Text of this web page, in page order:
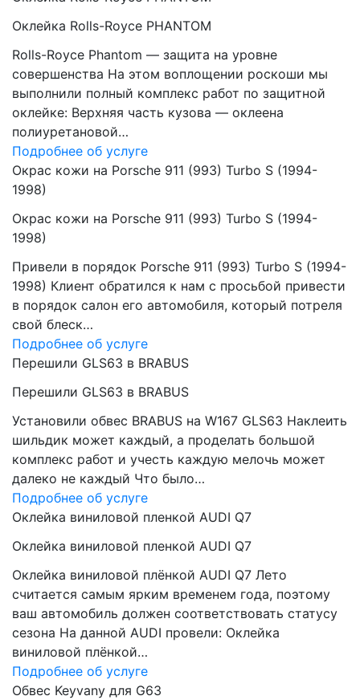
Оклейка Rolls-Royce PHANTOM
Rolls-Royce Phantom — защита на уровне
совершенства На этом воплощении роскоши мы
выполнили полный комплекс работ по защитной
оклейке: Верхняя часть кузова — оклеена
полиуретановой…
Подробнее об услуге
Окрас кожи на Porsche 911 (993) Turbo S (1994-
1998)
Окрас кожи на Porsche 911 (993) Turbo S (1994-
1998)
Привели в порядок Porsche 911 (993) Turbo S (1994-
1998) Клиент обратился к нам с просьбой привести
в порядок салон его автомобиля, который потреля
свой блеск…
Подробнее об услуге
Перешили GLS63 в BRABUS
Перешили GLS63 в BRABUS
Установили обвес BRABUS на W167 GLS63 Наклеить
шильдик может каждый, а проделать большой
комплекс работ и учесть каждую мелочь может
далеко не каждый Что было…
Подробнее об услуге
Оклейка виниловой пленкой AUDI Q7
Оклейка виниловой пленкой AUDI Q7
Оклейка виниловой плёнкой AUDI Q7 Лето
считается самым ярким временем года, поэтому
ваш автомобиль должен соответствовать статусу
сезона На данной AUDI провели: Оклейка
виниловой плёнкой…
Подробнее об услуге
Обвес Keyvany для G63